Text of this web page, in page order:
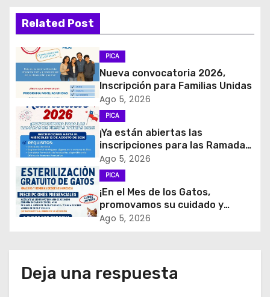
g
a
c
i
ó
n
d
e
e
t
Related Post
PICA
Nueva convocatoria 2026,
Inscripción para Familias Unidas
Ago 5, 2026
PICA
¡Ya están abiertas las
inscripciones para las Ramadas
de Fiestas Patrias 2026!
Ago 5, 2026
PICA
¡En el Mes de los Gatos,
promovamos su cuidado y
tenencia responsable!
Ago 5, 2026
Deja una respuesta